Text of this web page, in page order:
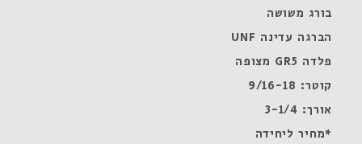
מצופה
בורג משושה
הברגה עדינה UNF
פלדה GR5 מצופה
קוטר: 9/16-18
אורך: 3-1/4
*מחיר ליחידה